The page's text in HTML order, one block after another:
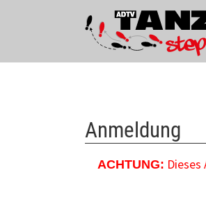
Anmeldung
ACHTUNG: